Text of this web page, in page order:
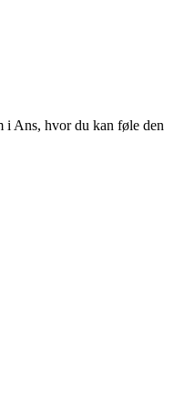
i Ans, hvor du kan føle den